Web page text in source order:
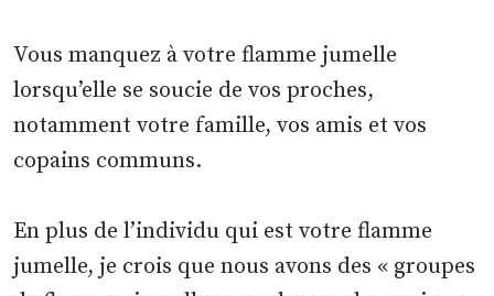
Vous manquez à votre flamme jumelle
lorsqu’elle se soucie de vos proches,
notamment votre famille, vos amis et vos
copains communs.
En plus de l’individu qui est votre flamme
jumelle, je crois que nous avons des « groupes